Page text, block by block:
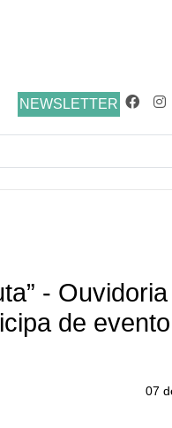
NEWSLETTER
-
de
07